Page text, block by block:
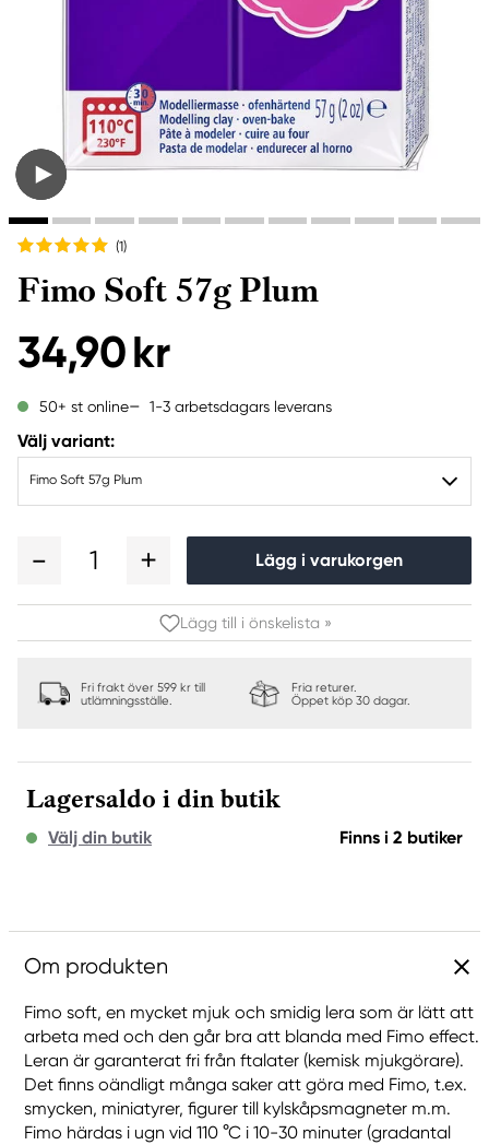
(1)
Fimo Soft 57g Plum
34,90 kr
50+ st online 1-3 arbetsdagars leverans
Välj variant:
Fimo Soft 57g Plum
1 Lägg i varukorgen
Lägg till i önskelista »
Fri frakt över 599 kr till
utlämningsställe.
Fria returer.
Öppet köp 30 dagar.
Lagersaldo i din butik
Välj din butik Finns i 2 butiker
Om produkten
Fimo soft, en mycket mjuk och smidig lera som är lätt att
arbeta med och den går bra att blanda med Fimo effect.
Leran är garanterat fri från ftalater (kemisk mjukgörare).
Det finns oändligt många saker att göra med Fimo, t.ex.
smycken, miniatyrer, figurer till kylskåpsmagneter m.m.
Fimo härdas i ugn vid 110 °C i 10-30 minuter (gradantal